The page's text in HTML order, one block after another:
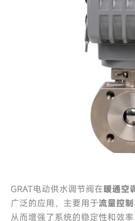
GRAT电动供水调节阀在暖通空
广泛的应用，主要用于流量控
从而增强了系统的稳定性和效